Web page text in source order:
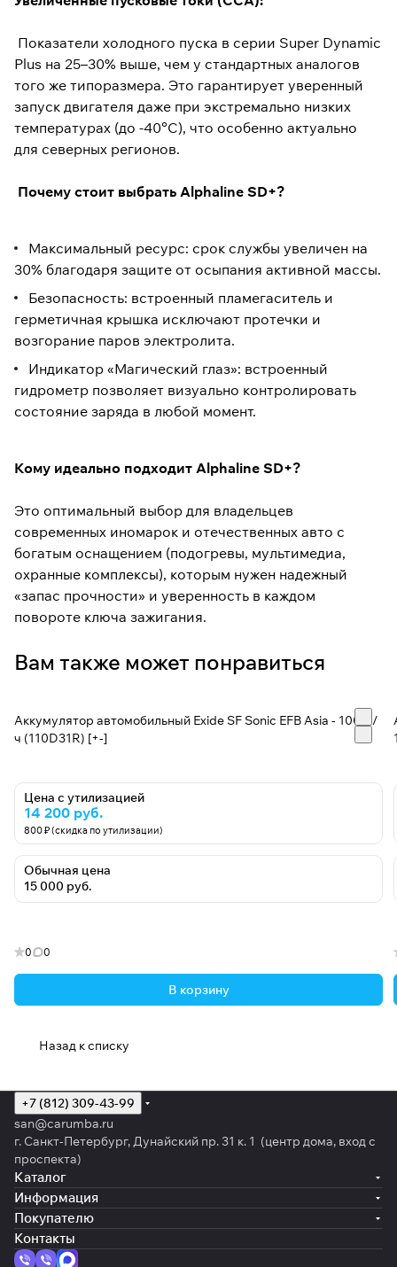
Показатели холодного пуска в серии Super Dynamic
Plus на 25–30% выше, чем у стандартных аналогов
того же типоразмера. Это гарантирует уверенный
запуск двигателя даже при экстремально низких
температурах (до -40°C), что особенно актуально
для северных регионов.
Почему стоит выбрать Alphaline SD+?
Максимальный ресурс: срок службы увеличен на
30% благодаря защите от осыпания активной массы.
Безопасность: встроенный пламегаситель и
герметичная крышка исключают протечки и
возгорание паров электролита.
Индикатор «Магический глаз»: встроенный
гидрометр позволяет визуально контролировать
состояние заряда в любой момент.
Кому идеально подходит Alphaline SD+?
Это оптимальный выбор для владельцев
современных иномарок и отечественных авто с
богатым оснащением (подогревы, мультимедиа,
охранные комплексы), которым нужен надежный
«запас прочности» и уверенность в каждом
повороте ключа зажигания.
Вам также может понравиться
Аккумулятор автомобильный Exide SF Sonic EFB Asia - 100 А/
ч (110D31R) [+-]
Цена с утилизацией
14 200 руб.
800 ₽ (скидка по утилизации)
Обычная цена
15 000 руб.
0 0
В корзину
Назад к списку
+7 (812) 309-43-99
san@carumba.ru
г. Санкт-Петербург, Дунайский пр. 31 к. 1 (центр дома, вход с
проспекта)
Каталог
Информация
Покупателю
Контакты